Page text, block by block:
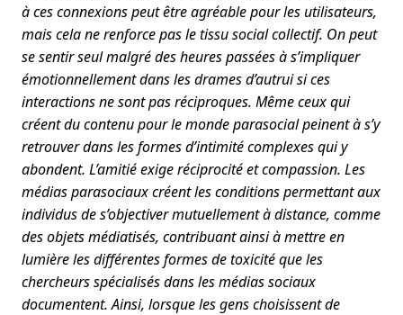
à ces connexions peut être agréable pour les utilisateurs,
mais cela ne renforce pas le tissu social collectif. On peut
se sentir seul malgré des heures passées à s’impliquer
émotionnellement dans les drames d’autrui si ces
interactions ne sont pas réciproques. Même ceux qui
créent du contenu pour le monde parasocial peinent à s’y
retrouver dans les formes d’intimité complexes qui y
abondent. L’amitié exige réciprocité et compassion. Les
médias parasociaux créent les conditions permettant aux
individus de s’objectiver mutuellement à distance, comme
des objets médiatisés, contribuant ainsi à mettre en
lumière les différentes formes de toxicité que les
chercheurs spécialisés dans les médias sociaux
documentent. Ainsi, lorsque les gens choisissent de